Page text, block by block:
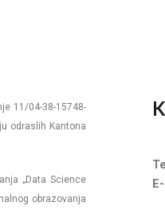
11/04-38-15748-
odraslih Kantona
„Data Science
obrazovanja